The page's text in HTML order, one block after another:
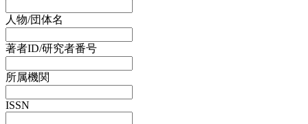
人物/団体名
著者ID/研究者番号
所属機関
ISSN